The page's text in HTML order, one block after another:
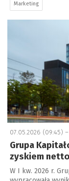
Marketing
a
07.05.2026 (09:45) –
Grupa
zyskiem
W I kw. 2026 r.